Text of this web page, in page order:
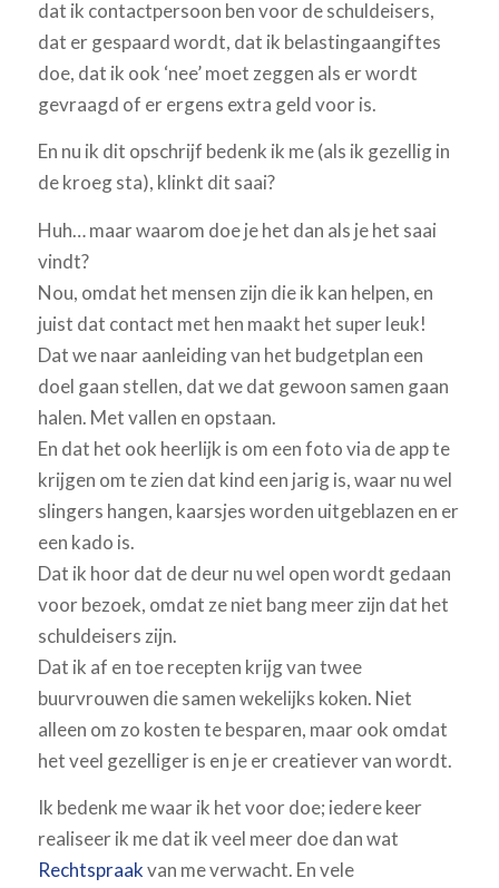
dat ik contactpersoon ben voor de schuldeisers,
dat er gespaard wordt, dat ik belastingaangiftes
doe, dat ik ook ‘nee’ moet zeggen als er wordt
gevraagd of er ergens extra geld voor is.
En nu ik dit opschrijf bedenk ik me (als ik gezellig in
de kroeg sta), klinkt dit saai?
Huh… maar waarom doe je het dan als je het saai
vindt?
Nou, omdat het mensen zijn die ik kan helpen, en
juist dat contact met hen maakt het super leuk!
Dat we naar aanleiding van het budgetplan een
doel gaan stellen, dat we dat gewoon samen gaan
halen. Met vallen en opstaan.
En dat het ook heerlijk is om een foto via de app te
krijgen om te zien dat kind een jarig is, waar nu wel
slingers hangen, kaarsjes worden uitgeblazen en er
een kado is.
Dat ik hoor dat de deur nu wel open wordt gedaan
voor bezoek, omdat ze niet bang meer zijn dat het
schuldeisers zijn.
Dat ik af en toe recepten krijg van twee
buurvrouwen die samen wekelijks koken. Niet
alleen om zo kosten te besparen, maar ook omdat
het veel gezelliger is en je er creatiever van wordt.
Ik bedenk me waar ik het voor doe; iedere keer
realiseer ik me dat ik veel meer doe dan wat
Rechtspraakvan me verwacht. En vele